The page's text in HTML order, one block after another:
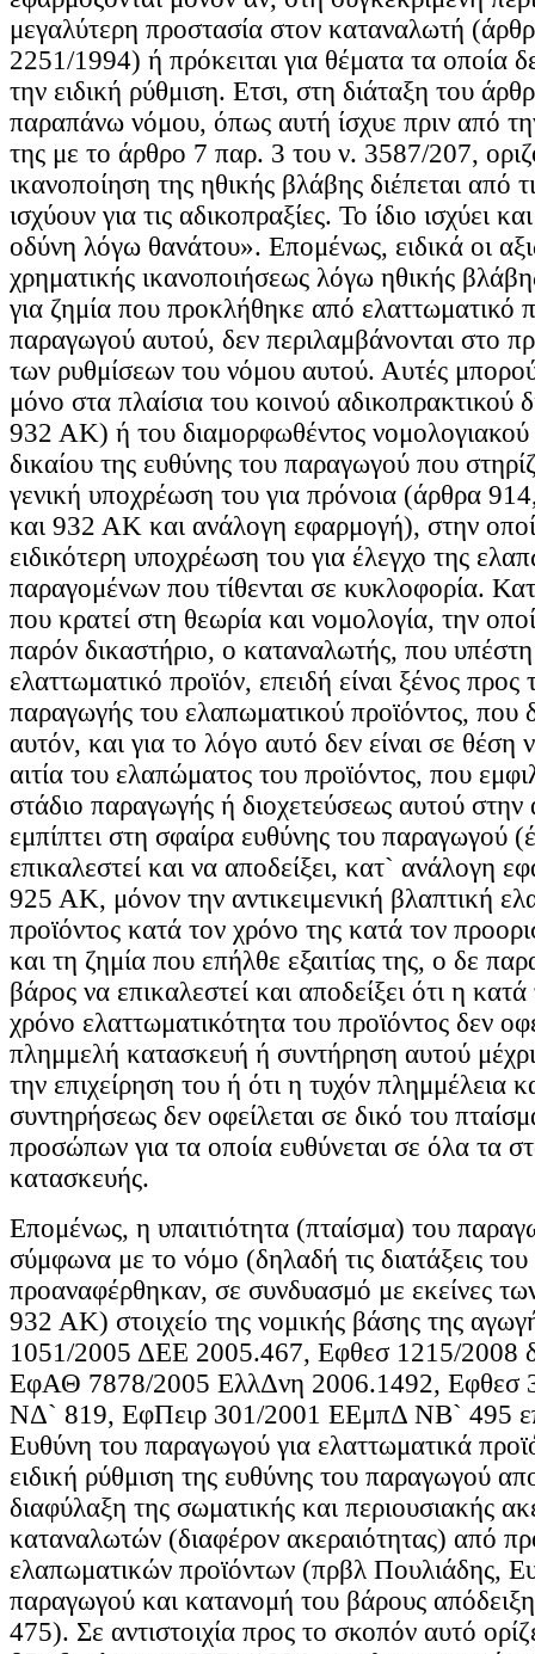
μεγαλύτερη προστασία στον καταναλωτή
2251/1994) ή πρόκειται για θέματα τα οποία
την ειδική ρύθμιση. Ετσι, στη διάταξη του
παραπάνω νόμου, όπως αυτή ίσχυε πριν από
της με το άρθρο 7 παρ. 3 του ν. 3587/207,
ικανοποίηση της ηθικής βλάβης διέπεται από
ισχύουν για τις αδικοπραξίες. Το ίδιο ισχύει
οδύνη λόγω θανάτου». Επομένως, ειδικά οι
χρηματικής ικανοποιήσεως λόγω ηθικής
για ζημία που προκλήθηκε από ελαττωματικό
παραγωγού αυτού, δεν περιλαμβάνονται στο
των ρυθμίσεων του νόμου αυτού. Αυτές
μόνο στα πλαίσια του κοινού αδικοπρακτικού
932 ΑΚ) ή του διαμορφωθέντος νομολογιακού
δικαίου της ευθύνης του παραγωγού που
γενική υποχρέωση του για πρόνοια (άρθρα
και 932 ΑΚ και ανάλογη εφαρμογή), στην
ειδικότερη υποχρέωση του για έλεγχο της
παραγομένων που τίθενται σε κυκλοφορία.
που κρατεί στη θεωρία και νομολογία, την
παρόν δικαστήριο, ο καταναλωτής, που
ελαττωματικό προϊόν, επειδή είναι ξένος προς
παραγωγής του ελαπωματικού προϊόντος, που
αυτόν, και για το λόγο αυτό δεν είναι σε θέση
αιτία του ελαπώματος του προϊόντος, που
στάδιο παραγωγής ή διοχετεύσεως αυτού
εμπίπτει στη σφαίρα ευθύνης του παραγωγού
επικαλεστεί και να αποδείξει, κατ` ανάλογη
925 ΑΚ, μόνον την αντικειμενική βλαπτική
προϊόντος κατά τον χρόνο της κατά τον
και τη ζημία που επήλθε εξαιτίας της, ο δε
βάρος να επικαλεστεί και αποδείξει ότι η
χρόνο ελαττωματικότητα του προϊόντος δεν
πλημμελή κατασκευή ή συντήρηση αυτού
την επιχείρηση του ή ότι η τυχόν πλημμέλεια
συντηρήσεως δεν οφείλεται σε δικό του
προσώπων για τα οποία ευθύνεται σε όλα τα
κατασκευής.
Επομένως, η υπαιτιότητα (πταίσμα) του
σύμφωνα με το νόμο (δηλαδή τις διατάξεις
προαναφέρθηκαν, σε συνδυασμό με εκείνες
932 ΑΚ) στοιχείο της νομικής βάσης της
1051/2005 ΔΕΕ 2005.467, Εφθεσ 1215/2008
ΕφΑΘ 7878/2005 ΕλλΔνη 2006.1492, Εφθεσ
ΝΔ` 819, ΕφΠειρ 301/2001 ΕΕμπΔ ΝΒ` 495
Ευθύνη του παραγωγού για ελαττωματικά
ειδική ρύθμιση της ευθύνης του παραγωγού
διαφύλαξη της σωματικής και περιουσιακής
καταναλωτών (διαφέρον ακεραιότητας) από
ελαπωματικών προϊόντων (πρβλ Πουλιάδης,
παραγωγού και κατανομή του βάρους
475). Σε αντιστοιχία προς το σκοπόν αυτό